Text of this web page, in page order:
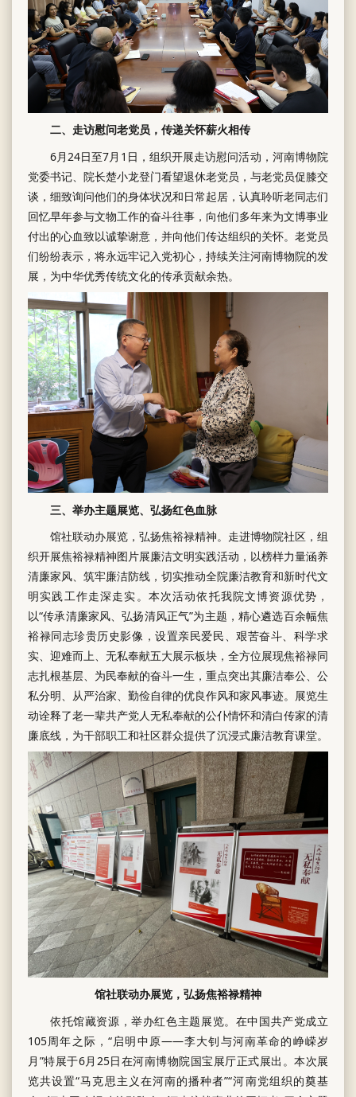
二、走访慰问老党员，传递关怀薪火相传
6月24日至7月1日，组织开展走访慰问活动，河南博物院
党委书记、院长楚小龙登门看望退休老党员，与老党员促膝交
谈，细致询问他们的身体状况和日常起居，认真聆听老同志们
回忆早年参与文物工作的奋斗往事，向他们多年来为文博事业
付出的心血致以诚挚谢意，并向他们传达组织的关怀。老党员
们纷纷表示，将永远牢记入党初心，持续关注河南博物院的发
展，为中华优秀传统文化的传承贡献余热。
三、举办主题展览、弘扬红色血脉
馆社联动办展览，弘扬焦裕禄精神。走进博物院社区，组
织开展焦裕禄精神图片展廉洁文明实践活动，以榜样力量涵养
清廉家风、筑牢廉洁防线，切实推动全院廉洁教育和新时代文
明实践工作走深走实。本次活动依托我院文博资源优势，
以“传承清廉家风、弘扬清风正气”为主题，精心遴选百余幅焦
裕禄同志珍贵历史影像，设置亲民爱民、艰苦奋斗、科学求
实、迎难而上、无私奉献五大展示板块，全方位展现焦裕禄同
志扎根基层、为民奉献的奋斗一生，重点突出其廉洁奉公、公
私分明、从严治家、勤俭自律的优良作风和家风事迹。展览生
动诠释了老一辈共产党人无私奉献的公仆情怀和清白传家的清
廉底线，为干部职工和社区群众提供了沉浸式廉洁教育课堂。
馆社联动办展览，弘扬焦裕禄精神
依托馆藏资源，举办红色主题展览。在中国共产党成立
105周年之际，“启明中原——李大钊与河南革命的峥嵘岁
月”特展于6月25日在河南博物院国宝展厅正式展出。本次展
览共设置“马克思主义在河南的播种者”“河南党组织的奠基